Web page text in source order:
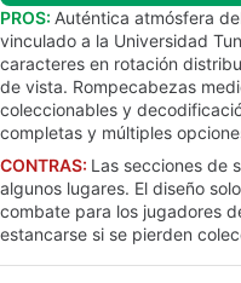
PROS: Auténtica atmósfera
vinculado a la Universidad
caracteres en rotación
de vista. Rompecabezas
coleccionables y
completas y múltiples
CONTRAS: Las secciones de
algunos lugares. El diseño
combate para los jugadores
estancarse si se pierden